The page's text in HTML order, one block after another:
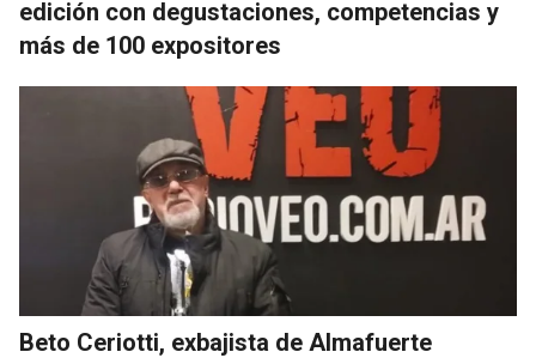
edición con degustaciones, competencias y
más de 100 expositores
Beto Ceriotti, exbajista de Almafuerte